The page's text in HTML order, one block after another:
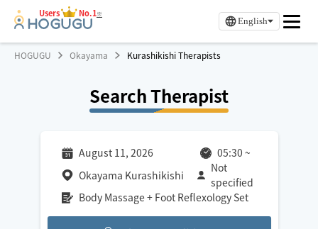
Users No.1※
English
HOGUGU Okayama Kurashikishi Therapists
Search Therapist
August 11, 2026 05:30 ~
Okayama Kurashikishi
Not
specified
Body Massage + Foot Reflexology Set